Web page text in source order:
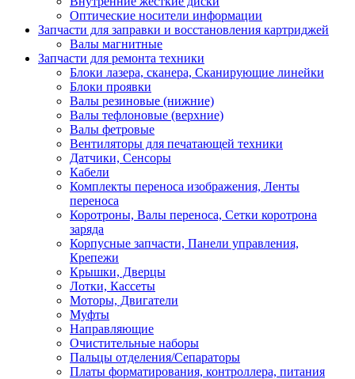
Оптические носители информации
Запчасти для заправки и восстановления картриджей
Валы магнитные
Запчасти для ремонта техники
Блоки лазера, сканера, Сканирующие линейки
Блоки проявки
Валы резиновые (нижние)
Валы тефлоновые (верхние)
Валы фетровые
Вентиляторы для печатающей техники
Датчики, Сенсоры
Кабели
Комплекты переноса изображения, Ленты
переноса
Коротроны, Валы переноса, Сетки коротрона
заряда
Корпусные запчасти, Панели управления,
Крепежи
Крышки, Дверцы
Лотки, Кассеты
Моторы, Двигатели
Муфты
Направляющие
Очистительные наборы
Пальцы отделения/Сепараторы
Платы форматирования, контроллера, питания